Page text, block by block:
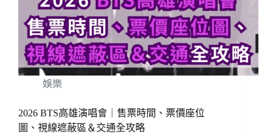
娛樂
2026 BTS高雄演唱會｜售票時間、票價座位
圖、視線遮蔽區＆交通全攻略